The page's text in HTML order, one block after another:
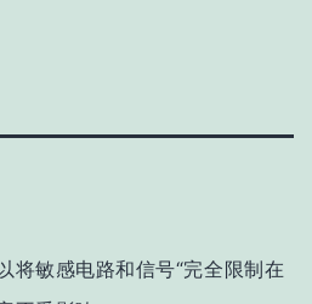
将敏感电路和信号“完全限制在